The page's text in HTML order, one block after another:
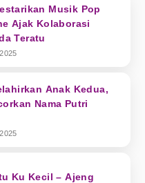
Musik Pop
Ajak Kolaborasi
Teratu
Anak Kedua,
Nama Putri
Ku Kecil – Ajeng